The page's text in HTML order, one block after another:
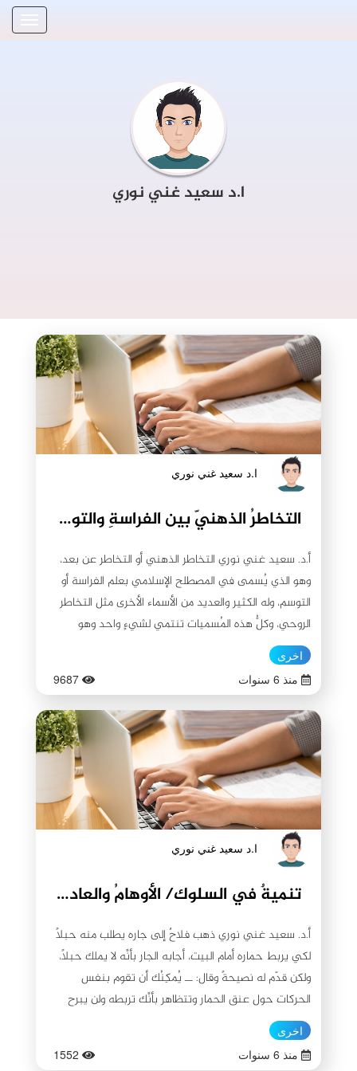
ا.د سعيد غني نوري
ا.د سعيد غني نوري
التخاطرُ الذهنيّ بين الفراسةِ والتوسم
أ.د. سعيد غني نوري التخاطر الذهني أو التخاطر عن بعد،
وهو الذي يُسمى في المصطلح الإسلامي بعلم الفراسة أو
التوسم، وله الكثير والعديد من الأسماء الأخرى مثل التخاطر
الروحي، وكلُّ هذه المُسميات تنتمي لشيءٍ واحد وهو
الفراسة العقلية. وهو عبارة عن (اتصالٍ عقليّ بين البشر،
ولكنْ بصورةٍ غير ملموسة بين شخصين فيستقبلُ كلُّ طرفٍ
منهم رسالةَ الآخر في نفس الوقت الذي يُرسلُ فيها الآخر
الرسالة إليه، حتى إذا بَعُدَت أماكن تواجدهم، وتزدادُ هذه
الخاصية سموًا بدرجاتِها لدى الأولياء والعارفين). فالتخاطرُ
يعني معرفة الشخص بكلِّ ما يدور في رأس الطرف الآخر،
وهذه الظاهرة أقدم القدرات الإنسانية الخارقة التي عرفها
الإنسان قديمًا. وقد جسّدها الإسلام بصورةٍ جليّة، مُشيرًا إلى
العوامل التي تؤثر في زيادة هذه القدرة على التخاطر أو
(الجانب التكويني). 2- درجة التقرب من الله (عز وجل) وقوة
الإيمان. 3- صفاء النفس. 4- درجة التقارب الروحي والنفسي
بين المتخاطرين. وتؤكد بعض الدراسات السيكولوجية في
التنمية البشرية أنَّ التخاطر عن بعد لا يحدث بين أفراد البشر
فقط، بل يحدث عند الحيوانات أيضًا، كالحيوانات الأليفة التي
نعيش معها، فقد أجرى العلماء العديد من التجارب على
حيوانات مختلفة وكانت النتيجة أنَّ هذه الحيوانات تتنبأ
بالفيضانات والزلازل والكوارث التي تصيب الكون، فوجدوا أنَّ
القطط والكلاب والأسماك والطيور تشعر بهذه الكوارث قبل
حدوثها بساعاتٍ؛ ولذا كانت للكلاب القدرة على حماية
اخرى
منذ 6 سنوات
9687
ا.د سعيد غني نوري
تنميةٌ في السلوك/ الأوهامُ والعاداتُ والخوفُ وأسباب التخلف
أ.د. سعيد غني نوري ذهب فلاحٌ إلى جاره يطلب منه حبلاً
لكي يربط حماره أمام البيت، أجابه الجار بأنَّه لا يملك حبلًا،
ولكن قدّم له نصيحةً وقال: ــ يُمكِنُك أن تقوم بنفس
الحركات حول عنق الحمار وتتظاهر بأنَّك تربطه ولن يبرح
مكانه! عمل الفلاح بنصيحة الجار، وفي صباح الغد وجد
الفلاح حماره في مكانه تمامًا! ربت الفلاح على حماره، وأراد
الذهاب به إلى الحقل، ولكن الحمار رفض التزحزح من مكانه!
اخرى
منذ 6 سنوات
1552